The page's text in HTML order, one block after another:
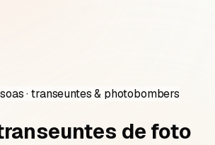
· transeuntes & photobombers
de foto